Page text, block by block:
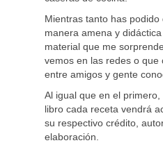
Mientras tanto has podido
manera amena y
material que me
vemos en las redes o que
entre amigos y gente
Al igual que en el
libro cada receta vendrá
su respectivo crédito,
elaboración.